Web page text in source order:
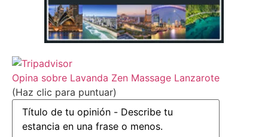
Opina sobre Lavanda Zen Massage Lanzarote
(Haz clic para puntuar)